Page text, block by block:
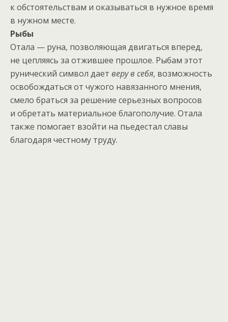
к обстоятельствам и оказываться в нужное время
в нужном месте.
Рыбы
Отала — руна, позволяющая двигаться вперед,
не цепляясь за отжившее прошлое. Рыбам этот
рунический символ дает веру в себя, возможность
освобождаться от чужого навязанного мнения,
смело браться за решение серьезных вопросов
и обретать материальное благополучие. Отала
также помогает взойти на пьедестал славы
благодаря честному труду.